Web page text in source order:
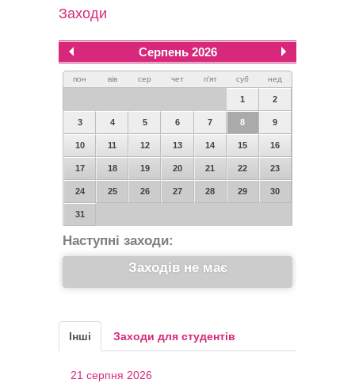
Заходи
Серпень 2026
пон вів сер чет п'ят суб нед
1 2
3 4 5 6 7 8 9
10 11 12 13 14 15 16
17 18 19 20 21 22 23
24 25 26 27 28 29 30
31
Наступні заходи:
Заходів не має
Інші Заходи для студентів
21 серпня 2026